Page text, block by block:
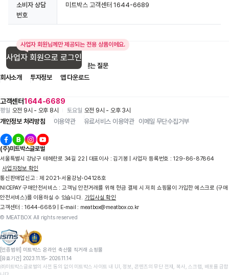
소비자 상담
번호
미트박스 고객센터 1644-6689
사업자 회원님께만 제공되는 전용 상품이에요.
사업자 회원으로 로그인
고객센터1644-6689
평일 오전 9시 - 오후 8시 토요일 오전 9시 - 오후 3시
입점 제휴 문의
자주 묻는 질문
회사소개
투자정보 앱 다운로드
개인정보 처리방침 이용약관 유료서비스 이용약관 이메일 무단수집거부
(주)미트박스글로벌
서울특별시 강남구 테헤란로 34길 22 | 대표이사 : 김기봉 | 사업자 등록번호 : 129-86-87864
사업자정보 확인
통신판매업신고 : 제 2021-서울강남-04128호
NICEPAY 구매안전서비스 : 고객님 안전거래를 위해 현금 결제 시 저희 쇼핑몰이 가입한 에스크로 (구매
안전서비스)를 이용하실 수 있습니다. 가입사실 확인
고객센터 : 1644-6689 | E-mail : meatbox@meatbox.co.kr
© MEATBOX All rights reserved
[인증범위] 미트박스 온라인 축산물 직거래 쇼핑몰
[유효기간] 2023.11.15- 2026.11.14
㈜미트박스글로벌의 사전 동의 없이 미트박스 사이트 내 UI, 정보, 콘텐츠의 무단 전재, 복사, 스크랩, 배포를 금합
니다.